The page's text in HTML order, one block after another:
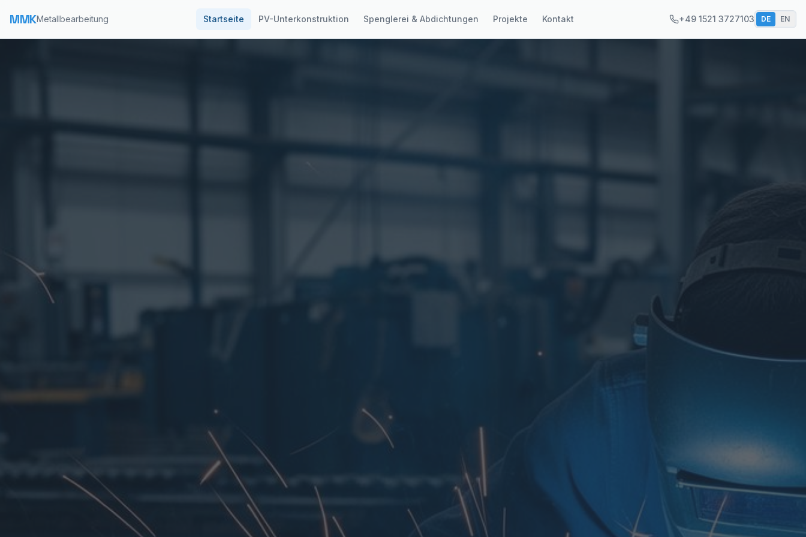
MMKMetallbearbeitung Startseite PV-Unterkonstruktion Spenglerei & Abdichtungen Projekte Kontakt +49 1521 3727103 DE EN